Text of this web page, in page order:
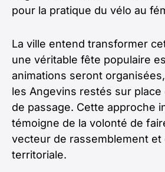
pour la pratique du vélo au
La ville entend transformer
une véritable fête populaire
animations seront
les Angevins restés sur
de passage. Cette approche
témoigne de la volonté de
vecteur de rassemblement et
territoriale.